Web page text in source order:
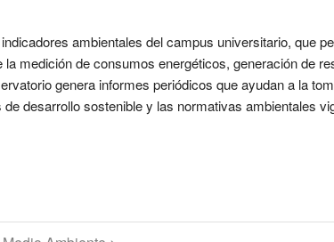
ambientales del campus universitario, que
medición de consumos energéticos, generación de
genera informes periódicos que ayudan a la
desarrollo sostenible y las normativas ambientales